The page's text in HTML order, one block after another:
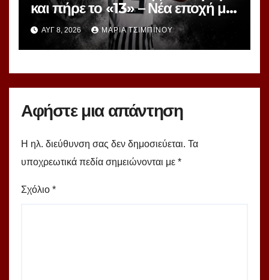
και πήρε το «13» – Νέα εποχή με
γνώριμο αριθμό
ΑΥΓ 8, 2026 ΜΑΡΊΑ ΤΣΙΜΠΙΝΟΎ
Αφήστε μια απάντηση
Η ηλ. διεύθυνση σας δεν δημοσιεύεται. Τα
υποχρεωτικά πεδία σημειώνονται με *
Σχόλιο *